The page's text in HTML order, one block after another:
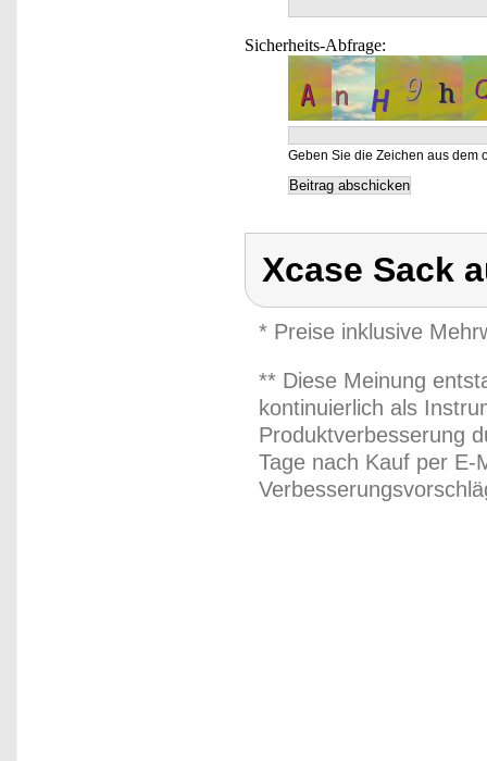
Sicherheits-Abfrage:
Geben Sie die Zeichen aus dem
Xcase Sack
* Preise inklusive
** Diese Meinung
kontinuierlich als
Produktverbesserung
Tage nach Kauf per E-